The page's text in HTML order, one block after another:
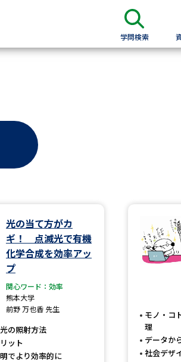
学問検索
から請求
フ
募集要項＆願書
から請求
院の資料請求
留学・進学関連、塾・予備
内」の請求
の配慮案内」の請求
高等学校卒業程度
小学校教員資格認定試験
定試験
光の当て方がカ
ギ！ 点滅光で有機
化学合成を効率アッ
プ
関心ワード：効率
熊本大学
前野 万也香 先生
の照射方法
ット
でより効率的に
モノ・コ
理
データか
社会デザ